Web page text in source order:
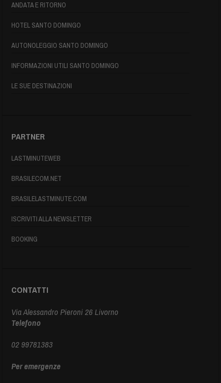
ANDATA E RITORNO
HOTEL SANTO DOMINGO
AUTONOLEGGIO SANTO DOMINGO
INFORMAZIONI UTILI SANTO DOMINGO
LE SUE DESTINAZIONI
PARTNER
LASTMINUTEWEB
BRASILECOM.NET
BRASILELASTMINUTE.COM
ISCRIVITI ALLA NEWSLETTER
BOOKING
CONTATTI
Via Alessandro Pieroni 26 Livorno
Telefono
02 99781383
Per emergenze